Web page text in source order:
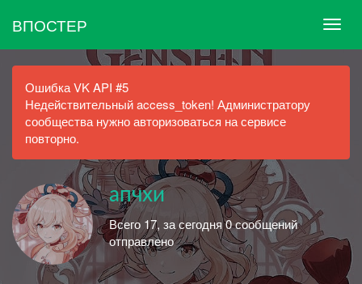
ВПОСТЕР
Ошибка VK API #5
Недействительный access_token! Администратору
сообщества нужно авторизоваться на сервисе
повторно.
апчхи
Всего 17, за сегодня 0 сообщений
отправлено